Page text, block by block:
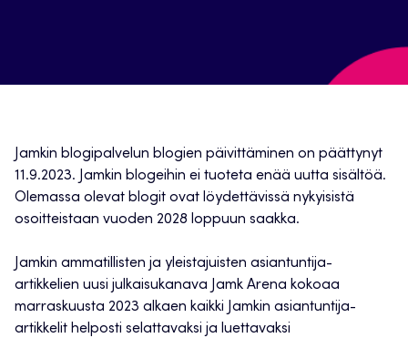
Jamkin blogipalvelun blogien päivittäminen on päättynyt
11.9.2023. Jamkin blogeihin ei tuoteta enää uutta sisältöä.
Olemassa olevat blogit ovat löydettävissä nykyisistä
osoitteistaan vuoden 2028 loppuun saakka.
Jamkin ammatillisten ja yleistajuisten asiantuntija-
artikkelien uusi julkaisukanava Jamk Arena kokoaa
marraskuusta 2023 alkaen kaikki Jamkin asiantuntija-
artikkelit helposti selattavaksi ja luettavaksi